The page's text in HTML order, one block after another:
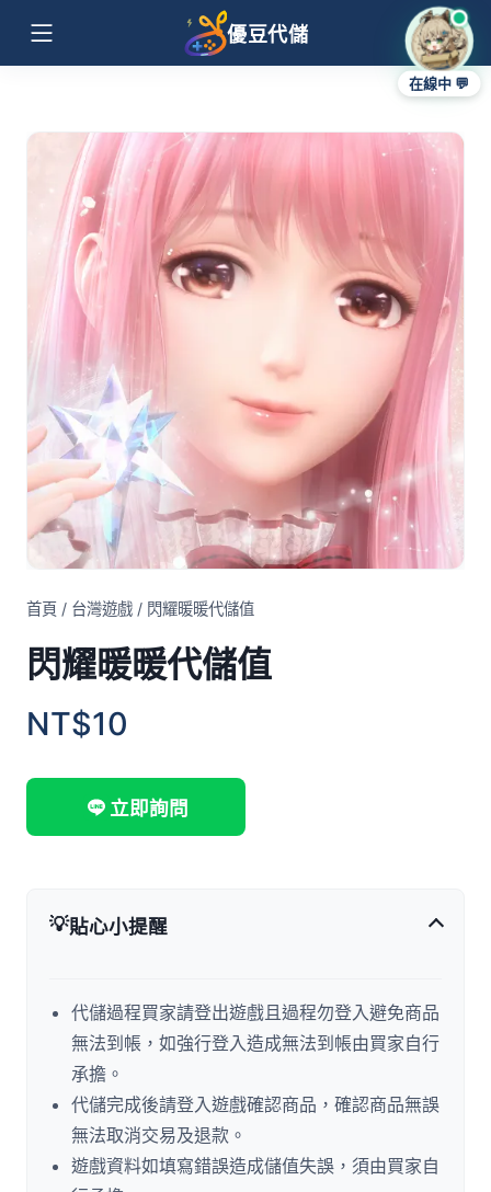
優豆代儲
首頁 / 台灣遊戲 / 閃耀暖暖代儲值
閃耀暖暖代儲值
NT$10
立即詢問
💡貼心小提醒
代儲過程買家請登出遊戲且過程勿登入避免商品
無法到帳，如強行登入造成無法到帳由買家自行
承擔。
代儲完成後請登入遊戲確認商品，確認商品無誤
無法取消交易及退款。
遊戲資料如填寫錯誤造成儲值失誤，須由買家自
在線中 💬